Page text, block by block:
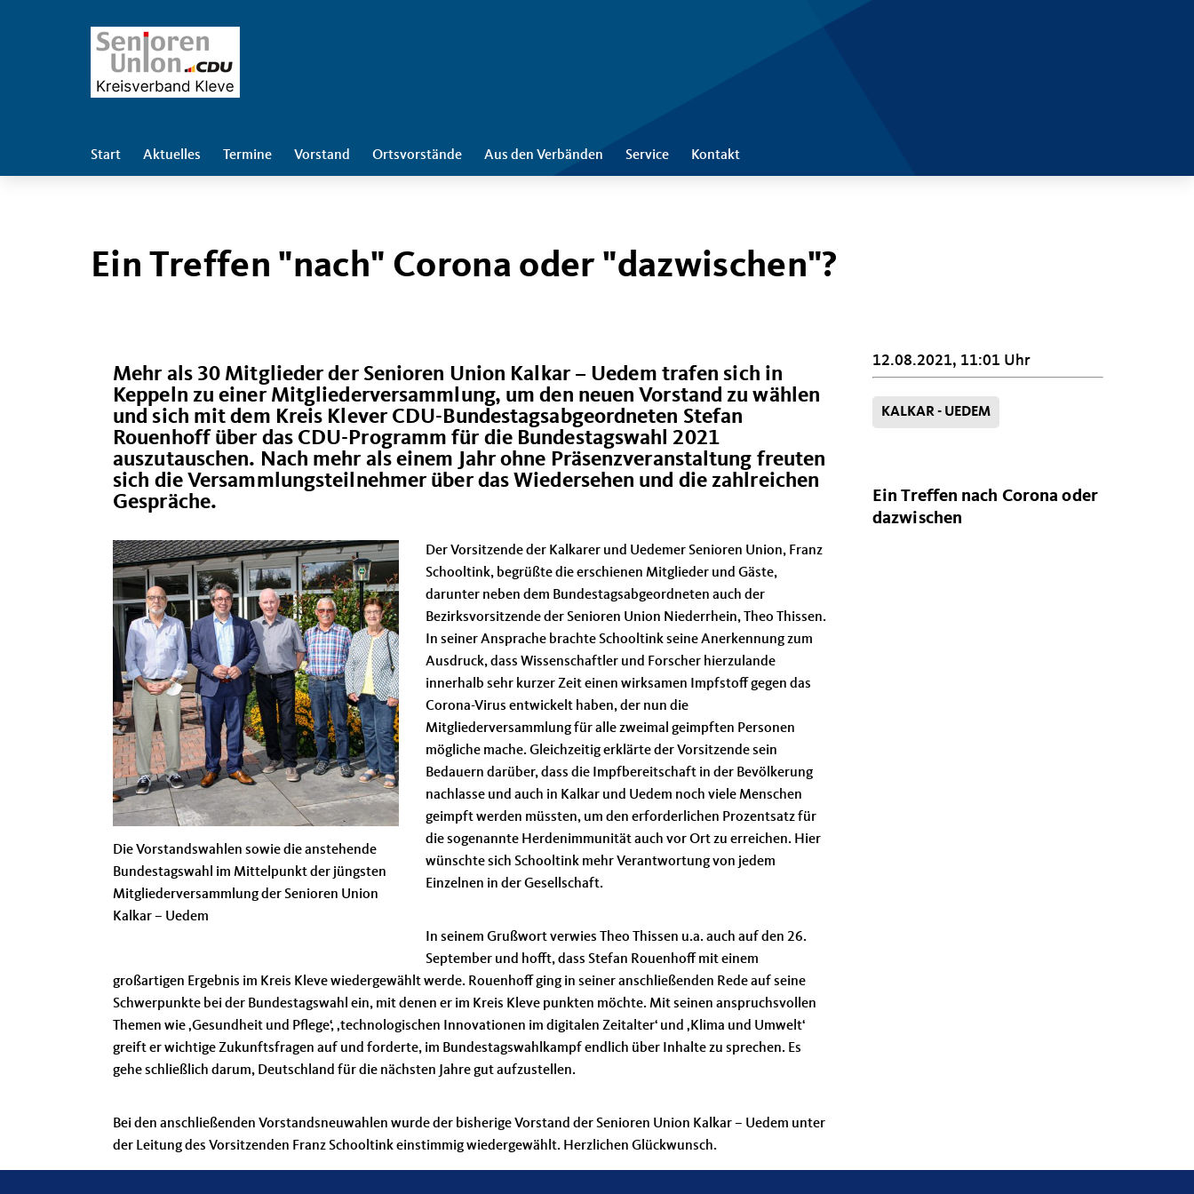
Start Aktuelles Termine Vorstand Ortsvorstände Aus den Verbänden Service Kontakt
Ein Treffen "nach" Corona oder "dazwischen"?
Mehr als 30 Mitglieder der Senioren Union Kalkar – Uedem trafen sich in
Keppeln zu einer Mitgliederversammlung, um den neuen Vorstand zu wählen
und sich mit dem Kreis Klever CDU-Bundestagsabgeordneten Stefan
Rouenhoff über das CDU-Programm für die Bundestagswahl 2021
auszutauschen. Nach mehr als einem Jahr ohne Präsenzveranstaltung freuten
sich die Versammlungsteilnehmer über das Wiedersehen und die zahlreichen
Gespräche.
Die Vorstandswahlen sowie die anstehende
Bundestagswahl im Mittelpunkt der jüngsten
Mitgliederversammlung der Senioren Union
Kalkar – Uedem
Der Vorsitzende der Kalkarer und Uedemer Senioren Union, Franz
Schooltink, begrüßte die erschienen Mitglieder und Gäste,
darunter neben dem Bundestagsabgeordneten auch der
Bezirksvorsitzende der Senioren Union Niederrhein, Theo Thissen.
In seiner Ansprache brachte Schooltink seine Anerkennung zum
Ausdruck, dass Wissenschaftler und Forscher hierzulande
innerhalb sehr kurzer Zeit einen wirksamen Impfstoff gegen das
Corona-Virus entwickelt haben, der nun die
Mitgliederversammlung für alle zweimal geimpften Personen
mögliche mache. Gleichzeitig erklärte der Vorsitzende sein
Bedauern darüber, dass die Impfbereitschaft in der Bevölkerung
nachlasse und auch in Kalkar und Uedem noch viele Menschen
geimpft werden müssten, um den erforderlichen Prozentsatz für
die sogenannte Herdenimmunität auch vor Ort zu erreichen. Hier
wünschte sich Schooltink mehr Verantwortung von jedem
Einzelnen in der Gesellschaft.
In seinem Grußwort verwies Theo Thissen u.a. auch auf den 26.
September und hofft, dass Stefan Rouenhoff mit einem
großartigen Ergebnis im Kreis Kleve wiedergewählt werde. Rouenhoff ging in seiner anschließenden Rede auf seine
Schwerpunkte bei der Bundestagswahl ein, mit denen er im Kreis Kleve punkten möchte. Mit seinen anspruchsvollen
Themen wie ‚Gesundheit und Pflege‘, ‚technologischen Innovationen im digitalen Zeitalter‘ und ‚Klima und Umwelt‘
greift er wichtige Zukunftsfragen auf und forderte, im Bundestagswahlkampf endlich über Inhalte zu sprechen. Es
gehe schließlich darum, Deutschland für die nächsten Jahre gut aufzustellen.
Bei den anschließenden Vorstandsneuwahlen wurde der bisherige Vorstand der Senioren Union Kalkar – Uedem unter
der Leitung des Vorsitzenden Franz Schooltink einstimmig wiedergewählt. Herzlichen Glückwunsch.
12.08.2021, 11:01 Uhr
KALKAR - UEDEM
Ein Treffen nach Corona oder
dazwischen